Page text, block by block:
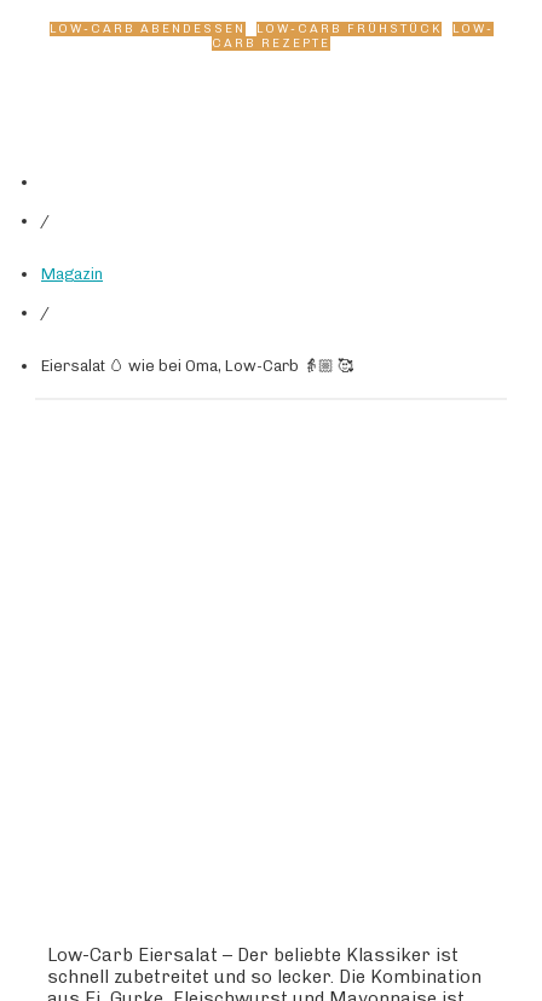
LOW-CARB ABENDESSEN LOW-CARB FRÜHSTÜCK
LOW-
CARB REZEPTE
/
Magazin
/
Eiersalat 🥚 wie bei Oma, Low-Carb 👵🏼 🥰
Low-Carb Eiersalat – Der beliebte Klassiker ist
schnell zubetreitet und so lecker. Die Kombination